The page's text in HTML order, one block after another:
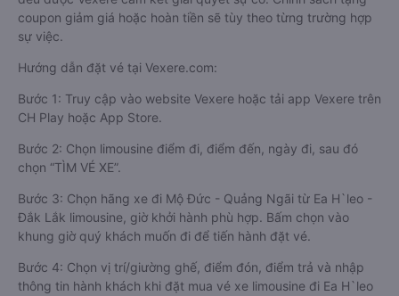
coupon giảm giá hoặc hoàn tiền sẽ tùy theo từng trường hợp
sự việc.
Hướng dẫn đặt vé tại Vexere.com:
Bước 1: Truy cập vào website Vexere hoặc tải app Vexere trên
CH Play hoặc App Store.
Bước 2: Chọn limousine điểm đi, điểm đến, ngày đi, sau đó
chọn “TÌM VÉ XE”.
Bước 3: Chọn hãng xe đi Mộ Đức - Quảng Ngãi từ Ea H`leo -
Đắk Lắk limousine, giờ khởi hành phù hợp. Bấm chọn vào
khung giờ quý khách muốn đi để tiến hành đặt vé.
Bước 4: Chọn vị trí/giường ghế, điểm đón, điểm trả và nhập
thông tin hành khách khi đặt mua vé xe limousine đi Ea H`leo